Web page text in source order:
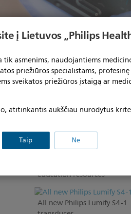
į Lietuvos „Philips
tik asmenims, naudojantiems
priežiūros specialistams,
sveikatos priežiūros įstaigą ar
atitinkantis aukščiau nurodytus
Taip Ne
Enhancing POC insights with
integrated tele-ultrasound
education resources
All new Philips Lumify S4-1